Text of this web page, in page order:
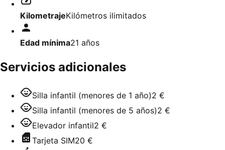
KilometrajeKilómetros ilimitados
Edad mínima21 años
Servicios adicionales
Silla infantil (menores de 1 año)2 €
Silla infantil (menores de 5 años)2 €
Elevador infantil2 €
Tarjeta SIM20 €